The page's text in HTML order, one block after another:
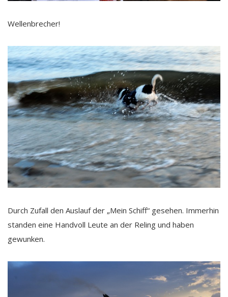
Wellenbrecher!
Durch Zufall den Auslauf der „Mein Schiff“ gesehen. Immerhin
standen eine Handvoll Leute an der Reling und haben
gewunken.